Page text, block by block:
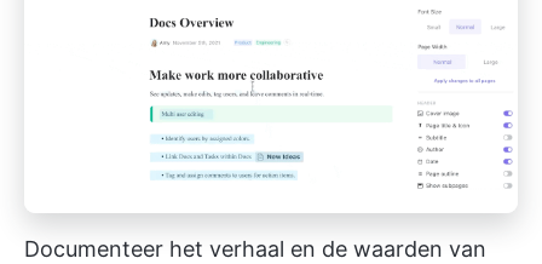
Documenteer het verhaal en de waarden van